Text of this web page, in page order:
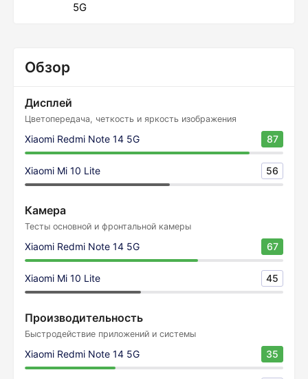
5G
Обзор
Дисплей
Цветопередача, четкость и яркость изображения
Xiaomi Redmi Note 14 5G 87
Xiaomi Mi 10 Lite 56
Камера
Тесты основной и фронтальной камеры
Xiaomi Redmi Note 14 5G 67
Xiaomi Mi 10 Lite 45
Производительность
Быстродействие приложений и системы
Xiaomi Redmi Note 14 5G 35